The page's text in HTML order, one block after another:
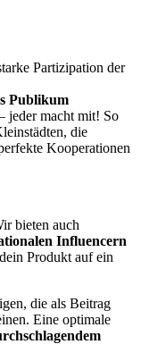
Partizipation der
Publikum
jeder macht mit! So
die
Kooperationen
bieten auch
Influencern
Produkt auf ein
die als Beitrag
Eine optimale